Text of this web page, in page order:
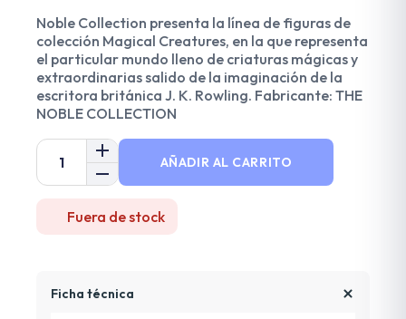
Noble Collection presenta la línea de figuras de
colección Magical Creatures, en la que representa
el particular mundo lleno de criaturas mágicas y
extraordinarias salido de la imaginación de la
escritora británica J. K. Rowling. Fabricante: THE
NOBLE COLLECTION
AÑADIR AL CARRITO
Fuera de stock
Ficha técnica